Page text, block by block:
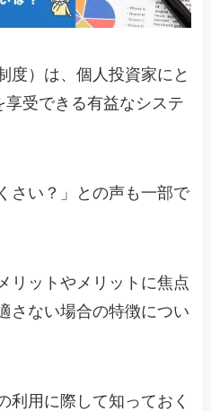
度）は、個人投資家にと
受できる有益なシステ
さい？」との声も一部で
リットやメリットに焦点
さない場合の特徴につい
利用に際して知っておく